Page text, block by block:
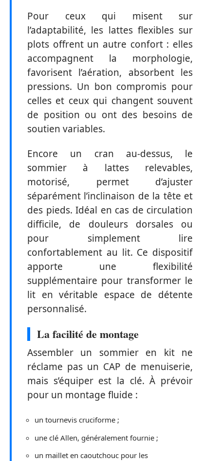
Pour ceux qui misent sur
l’adaptabilité, les lattes flexibles sur
plots offrent un autre confort : elles
accompagnent la morphologie,
favorisent l’aération, absorbent les
pressions. Un bon compromis pour
celles et ceux qui changent souvent
de position ou ont des besoins de
soutien variables.
Encore un cran au-dessus, le
sommier à lattes relevables,
motorisé, permet d’ajuster
séparément l’inclinaison de la tête et
des pieds. Idéal en cas de circulation
difficile, de douleurs dorsales ou
pour simplement lire
confortablement au lit. Ce dispositif
apporte une flexibilité
supplémentaire pour transformer le
lit en véritable espace de détente
personnalisé.
La facilité de montage
Assembler un sommier en kit ne
réclame pas un CAP de menuiserie,
mais s’équiper est la clé. À prévoir
pour un montage fluide :
un tournevis cruciforme ;
une clé Allen, généralement fournie ;
un maillet en caoutchouc pour les